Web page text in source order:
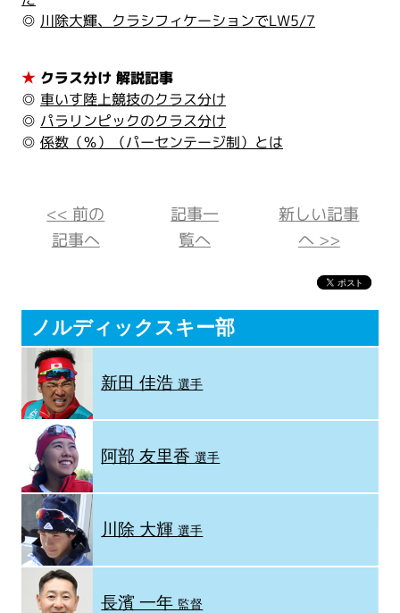
◎ 川除大輝、クラシフィケーションでLW5/7
★ クラス分け 解説記事
◎車いす陸上競技のクラス分け
◎ パラリンピックのクラス分け
◎係数（％）（パーセンテージ制）とは
<< 前の
記事へ
記事一
覧へ
新しい記事
へ >>
ノルディックスキー部
新田 佳浩選手
阿部 友里香選手
川除 大輝選手
長濱 一年 監督